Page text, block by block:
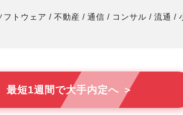
トウェア / 不動産 / 通信 / コンサル / 流通 /
最短1週間で大手内定へ ＞